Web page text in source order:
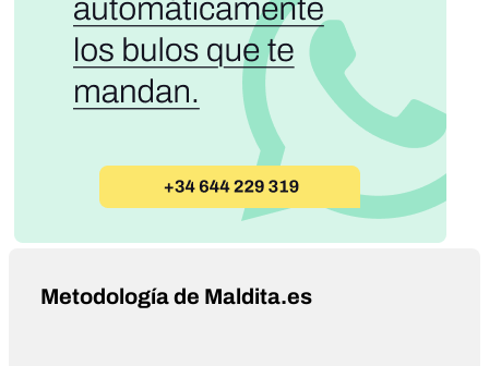
Metodología de Maldita.es